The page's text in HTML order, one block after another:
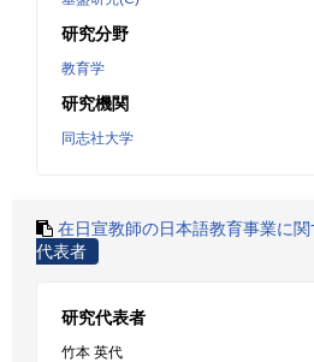
研究分野
教育学
研究機関
同志社大学
在日宣教師の日本語教育事業に
代表者
研究代表者
竹本 英代